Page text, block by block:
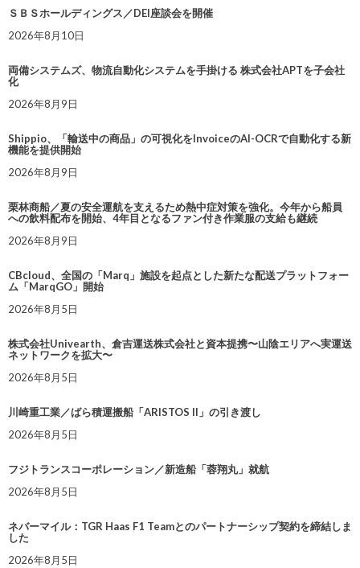
ＳＢＳホールディングス／DEI座談会を開催
2026年8月10日
両備システムズ、物流自動化システムを手掛ける 株式会社APTを子会社
化
2026年8月9日
Shippio、「輸送中の商品」の可視化をInvoiceのAI-OCRで自動化する新
機能を提供開始
2026年8月9日
栗林商船／夏の安全運航を支えるため熱中症対策を強化。今年から船員
への飲料配布を開始、4年目となるファン付き作業服の支給も継続
2026年8月9日
CBcloud、全国の「Marq」施設を起点とした新たな配送プラットフォー
ム「MarqGO」開始
2026年8月5日
株式会社Univearth、倉吉運送株式会社と資本提携〜山陰エリアへ実運送
ネットワークを拡大〜
2026年8月5日
川崎重工業／ばら積運搬船「ARISTOS II」の引き渡し
2026年8月5日
フジトランスコーポレーション／新造船「蓉翔丸」就航
2026年8月5日
ネバーマイル：TGR Haas F1 Teamとのパートナーシップ契約を締結しま
した
2026年8月5日